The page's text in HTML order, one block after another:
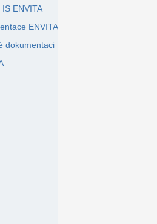
ENVITA
ENVITA
ENVITA